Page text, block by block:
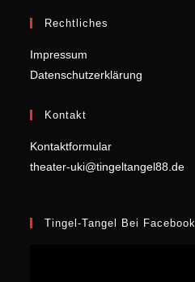
Rechtliches
Impressum
Datenschutzerklärung
Kontakt
Kontaktformular
theater-uki@tingeltangel88.de
Tingel-Tangel Bei Facebook